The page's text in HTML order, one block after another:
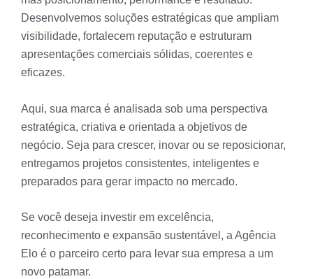
Desenvolvemos soluções estratégicas que ampliam
visibilidade, fortalecem reputação e estruturam
apresentações comerciais sólidas, coerentes e
eficazes.
Aqui, sua marca é analisada sob uma perspectiva
estratégica, criativa e orientada a objetivos de
negócio. Seja para crescer, inovar ou se reposicionar,
entregamos projetos consistentes, inteligentes e
preparados para gerar impacto no mercado.
Se você deseja investir em excelência,
reconhecimento e expansão sustentável, a Agência
Elo é o parceiro certo para levar sua empresa a um
novo patamar.